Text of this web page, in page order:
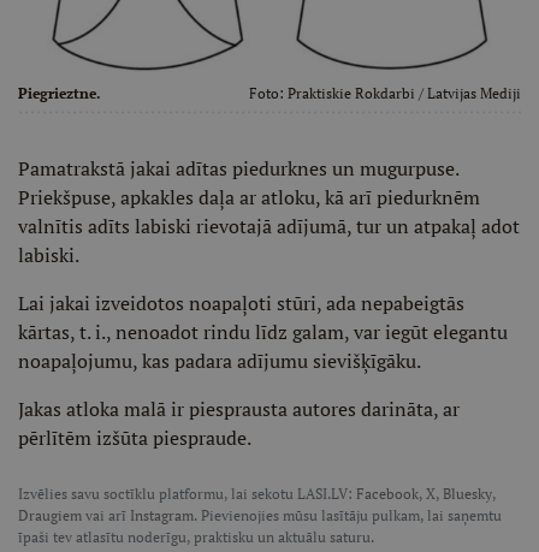
Piegrieztne. Foto: Praktiskie Rokdarbi / Latvijas Mediji
Pamatrakstā jakai adītas piedurknes un mugurpuse.
Priekšpuse, apkakles daļa ar atloku, kā arī piedurknēm
valnītis adīts labiski rievotajā adījumā, tur un atpakaļ adot
labiski.
Lai jakai izveidotos noapaļoti stūri, ada nepabeigtās
kārtas, t. i., nenoadot rindu līdz galam, var iegūt elegantu
noapaļojumu, kas padara adījumu sievišķīgāku.
Jakas atloka malā ir piesprausta autores darināta, ar
pērlītēm izšūta piespraude.
Izvēlies savu soctīklu platformu, lai sekotu LASI.LV: Facebook, X, Bluesky,
Draugiem vai arī Instagram. Pievienojies mūsu lasītāju pulkam, lai saņemtu
īpaši tev atlasītu noderīgu, praktisku un aktuālu saturu.